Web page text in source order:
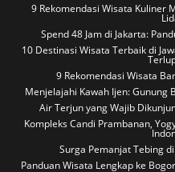
9 Rekomendasi Wisata Kuliner
Spend 48 Jam di Jakarta:
10 Destinasi Wisata Terbaik di
9 Rekomendasi Wisata
Menjelajahi Kawah Ijen: Gunung
Air Terjun yang Wajib
Kompleks Candi Prambanan,
Surga Pemanjat Tebing
Panduan Wisata Lengkap ke